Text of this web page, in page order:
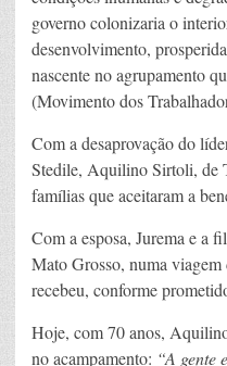
governo colonizaria o
desenvolvimento,
nascente no agrupamento
(Movimento dos
Com a desaprovação do
Stedile, Aquilino Sirtoli, de
famílias que aceitaram a
Com a esposa, Jurema e a
Mato Grosso, numa
recebeu, conforme
Hoje, com 70 anos,
no acampamento: “A gente